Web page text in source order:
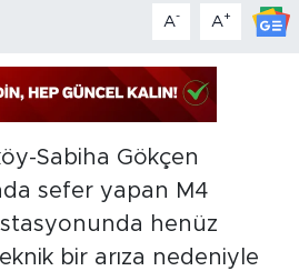
A- A+
Sabiha Gökçen
sefer yapan M4
henüz
bir arıza nedeniyle